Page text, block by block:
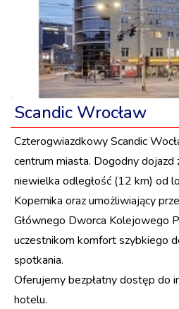
Scandic Wrocław
Czterogwiazdkowy Scandic
centrum miasta. Dogodny
niewielka odległość (12 km) od
Kopernika oraz umożliwiający
Głównego Dworca Kolejowego
uczestnikom komfort szybkiego
spotkania.
Oferujemy bezpłatny dostęp do
hotelu.